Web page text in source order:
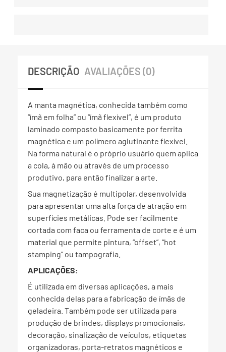
DESCRIÇÃO AVALIAÇÕES (0)
A manta magnética, conhecida também como
“ímã em folha” ou “ímã flexível”, é um produto
laminado composto basicamente por ferrita
magnética e um polímero aglutinante flexível.
Na forma natural é o próprio usuário quem aplica
a cola, à mão ou através de um processo
produtivo, para então finalizar a arte.
Sua magnetização é multipolar, desenvolvida
para apresentar uma alta força de atração em
superfícies metálicas. Pode ser facilmente
cortada com faca ou ferramenta de corte e é um
material que permite pintura, “offset”, “hot
stamping” ou tampografia.
APLICAÇÕES:
É utilizada em diversas aplicações, a mais
conhecida delas para a fabricação de ímãs de
geladeira. Também pode ser utilizada para
produção de brindes, displays promocionais,
decoração, sinalização de veículos, etiquetas
organizadoras, porta-retratos magnéticos e